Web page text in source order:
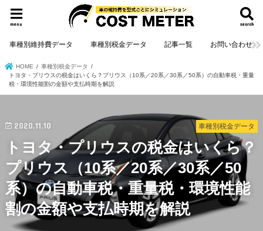
search
menu
車種別維持費データ 車種別税金データ 記事一覧 お問い合わせ
HOME
車種別税金データ
トヨタ・プリウスの税金はいくら？プリウス（10系／20系／30系／50系）の自動車税・重量
税・環境性能割の金額や支払時期を解説
車種別税金データ
2020.11.10
トヨタ・プリウスの税金はいくら？
プリウス（10系／20系／30系／50
系）の自動車税・重量税・環境性能
割の金額や支払時期を解説